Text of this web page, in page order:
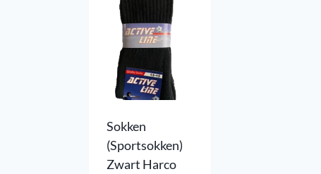
Sokken
(Sportsokken)
Zwart Harco